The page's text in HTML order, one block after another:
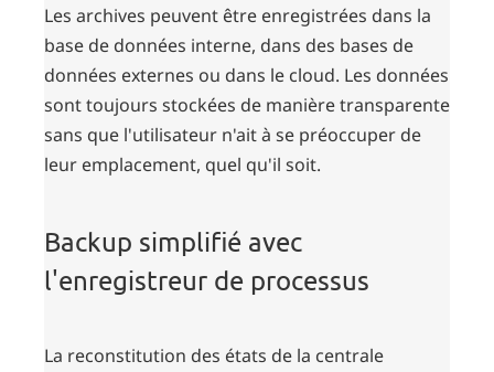
Les archives peuvent être enregistrées dans la
base de données interne, dans des bases de
données externes ou dans le cloud. Les données
sont toujours stockées de manière transparente
sans que l'utilisateur n'ait à se préoccuper de
leur emplacement, quel qu'il soit.
Backup simplifié avec
l'enregistreur de processus
La reconstitution des états de la centrale